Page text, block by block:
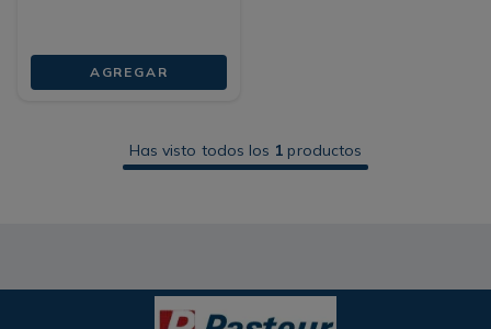
AGREGAR
Has visto todos los 1 productos